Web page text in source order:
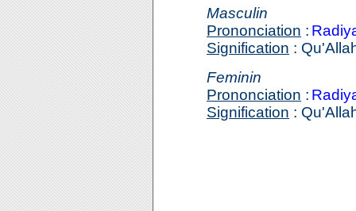
Masculin
Prononciation :
Signification :
Feminin
Prononciation :
Signification :